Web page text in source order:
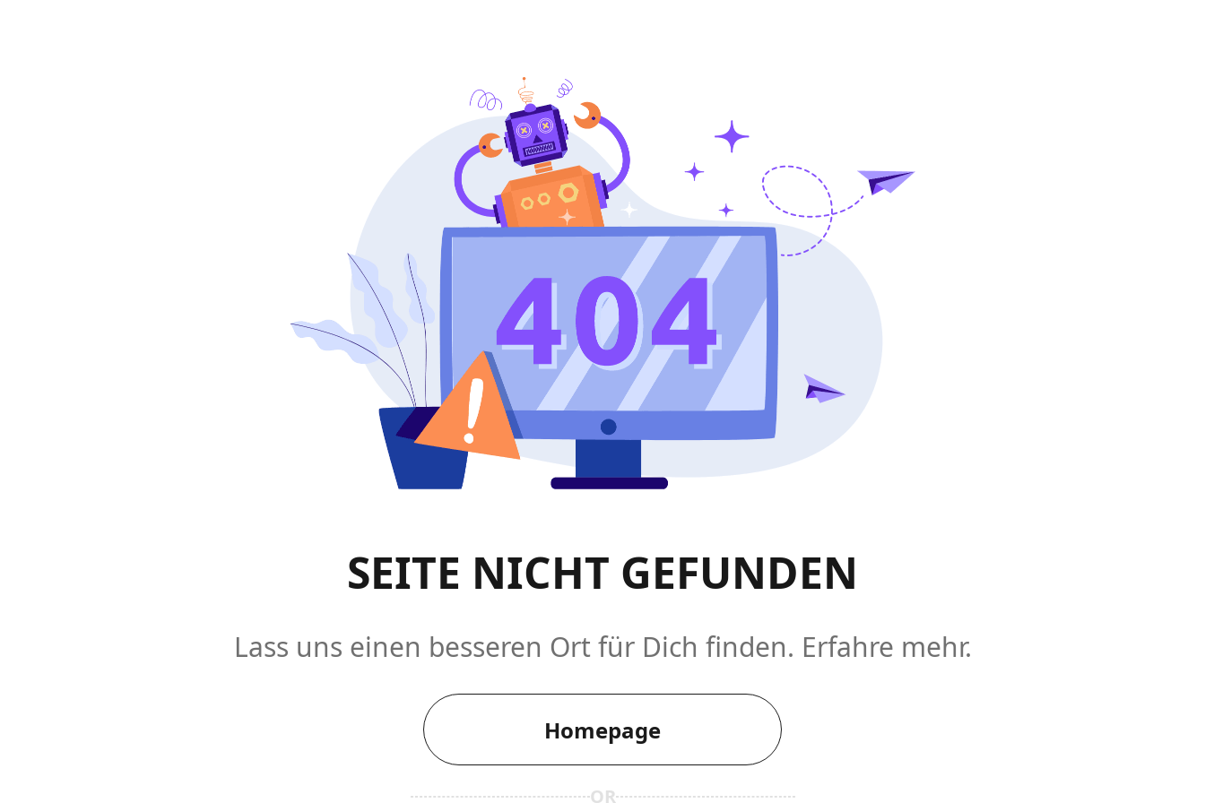
SEITE NICHT GEFUNDEN
Lass uns einen besseren Ort für Dich finden. Erfahre mehr.
Homepage
OR